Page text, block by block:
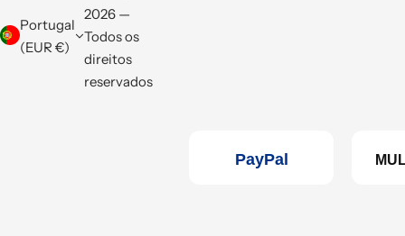
Portugal
(EUR €)
2026 —
Todos os
direitos
reservados